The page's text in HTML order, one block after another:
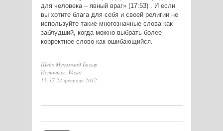
для человека – явный враг» (17:53) . И если
вы хотите блага для себя и своей религии не
используйте такие многозначные слова как
заблудший, когда можно выбрать более
корректное слово как ошибающийся.
Шейх Мухаммад Басыр
Источник: Wasat
15:37 24 февраля 2012